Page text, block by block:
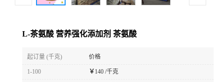
L-茶氨酸 营养强化添加剂 茶氨酸
起订量 (千克) 价格
1-100 ￥ 140 /千克